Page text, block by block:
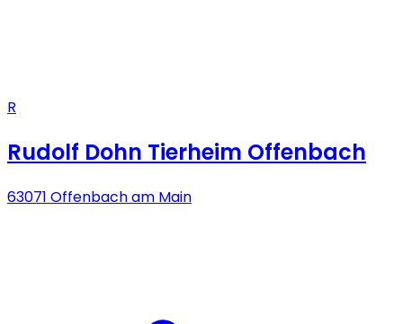
R
Rudolf Dohn Tierheim Offenbach
63071 Offenbach am Main